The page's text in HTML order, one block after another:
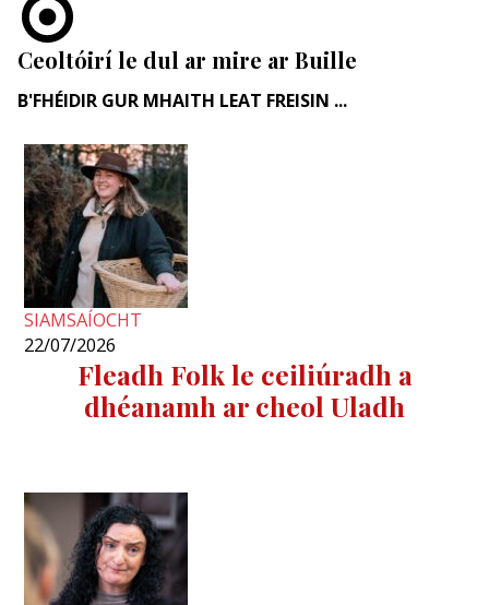
Ceoltóirí le dul ar mire ar Buille
B'FHÉIDIR GUR MHAITH LEAT FREISIN ...
SIAMSAÍOCHT
22/07/2026
Fleadh Folk le ceiliúradh a
dhéanamh ar cheol Uladh